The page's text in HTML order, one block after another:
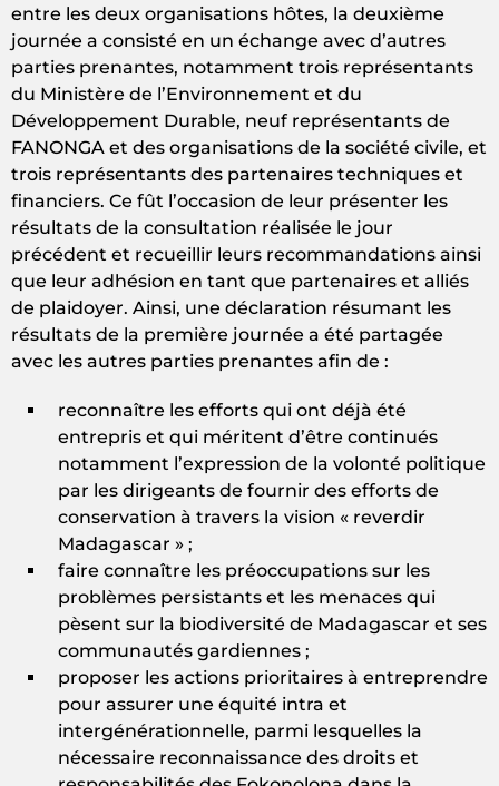
entre les deux organisations hôtes, la deuxième
journée a consisté en un échange avec d’autres
parties prenantes, notamment trois représentants
du Ministère de l’Environnement et du
Développement Durable, neuf représentants de
FANONGA et des organisations de la société civile, et
trois représentants des partenaires techniques et
financiers. Ce fût l’occasion de leur présenter les
résultats de la consultation réalisée le jour
précédent et recueillir leurs recommandations ainsi
que leur adhésion en tant que partenaires et alliés
de plaidoyer. Ainsi, une déclaration résumant les
résultats de la première journée a été partagée
avec les autres parties prenantes afin de :
reconnaître les efforts qui ont déjà été
entrepris et qui méritent d’être continués
notamment l’expression de la volonté politique
par les dirigeants de fournir des efforts de
conservation à travers la vision « reverdir
Madagascar » ;
faire connaître les préoccupations sur les
problèmes persistants et les menaces qui
pèsent sur la biodiversité de Madagascar et ses
communautés gardiennes ;
proposer les actions prioritaires à entreprendre
pour assurer une équité intra et
intergénérationnelle, parmi lesquelles la
nécessaire reconnaissance des droits et